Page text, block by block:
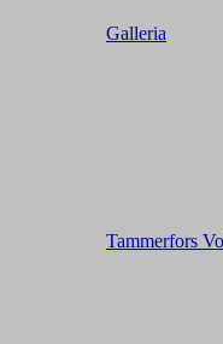
Galleria
Tammerfors